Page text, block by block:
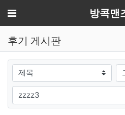
메뉴 방콕맨
후기 게시판
검색대상
검색어